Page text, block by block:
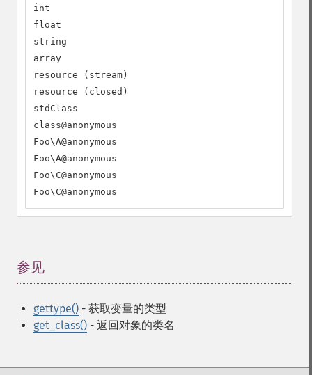
int
float
string
array
resource (stream)
resource (closed)
stdClass
class@anonymous
Foo\A@anonymous
Foo\A@anonymous
Foo\C@anonymous
Foo\C@anonymous
参见
gettype() - 获取变量的类型
get_class() - 返回对象的类名